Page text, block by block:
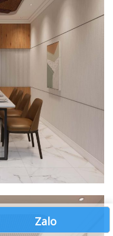
Zalo